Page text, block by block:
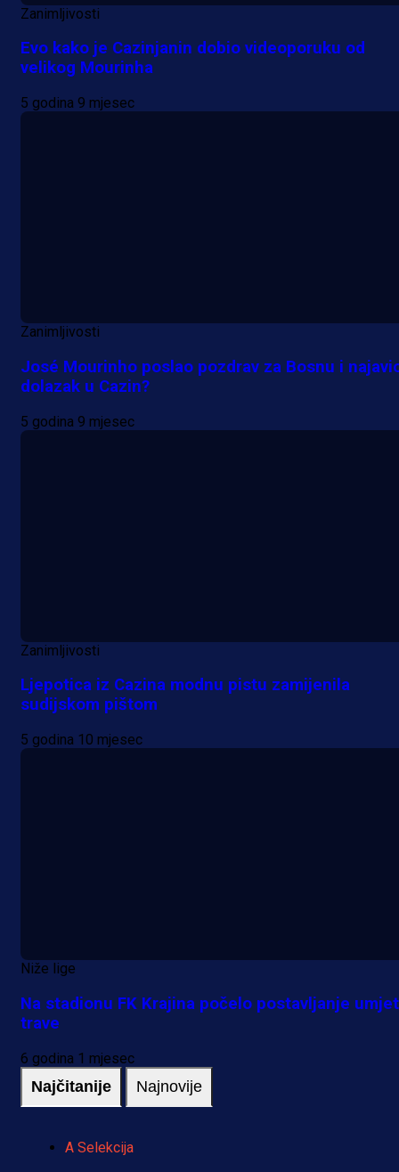
Zanimljivosti
Evo kako je Cazinjanin dobio videoporuku od
velikog Mourinha
5 godina 9 mjesec
Zanimljivosti
José Mourinho poslao pozdrav za Bosnu i
dolazak u Cazin?
5 godina 9 mjesec
Zanimljivosti
Ljepotica iz Cazina modnu pistu zamijenila
sudijskom pištom
5 godina 10 mjesec
Niže lige
Na stadionu FK Krajina počelo postavljanje
trave
6 godina 1 mjesec
Najčitanije Najnovije
A Selekcija